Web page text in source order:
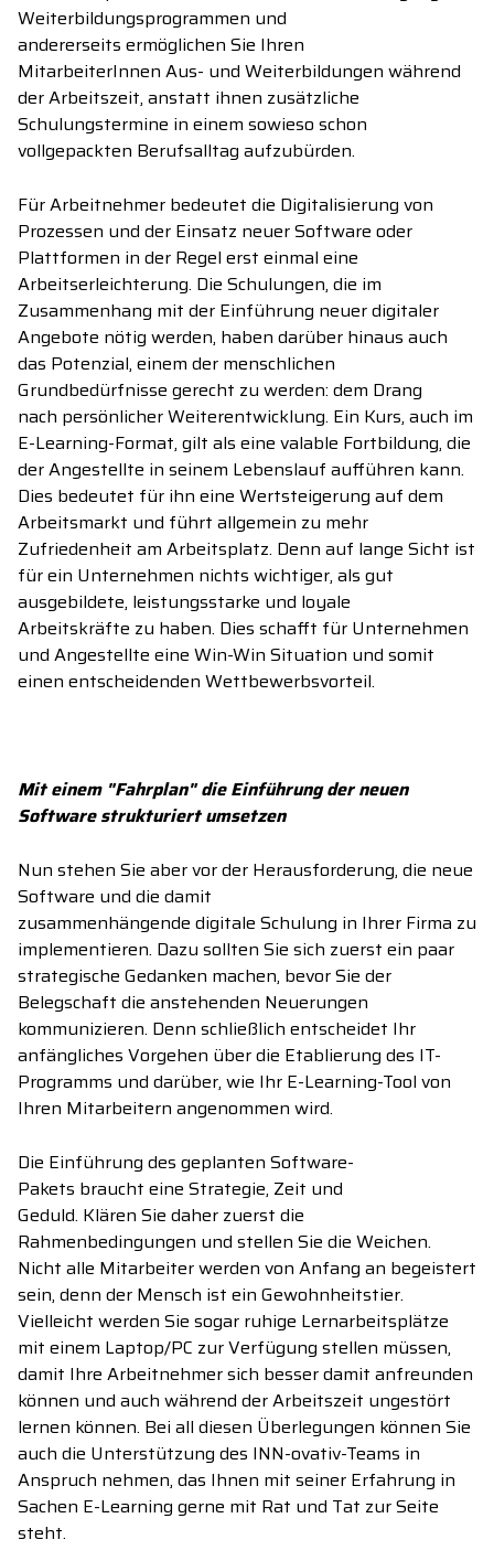
Weiterbildungsprogrammen und
andererseits ermöglichen Sie Ihren
MitarbeiterInnen Aus- und Weiterbildungen während
der Arbeitszeit, anstatt ihnen zusätzliche
Schulungstermine in einem sowieso schon
vollgepackten Berufsalltag aufzubürden.
FürArbeitnehmer bedeutet die Digitalisierung von
Prozessen und der Einsatz neuerSoftware oder
Plattformen in der Regel erst einmal eine
Arbeitserleichterung. Die Schulungen, die im
Zusammenhang mit der Einführung neuer digitaler
Angebote nötig werden, haben darüber hinaus auch
das Potenzial, einem der menschlichen
Grundbedürfnisse gerecht zu werden: dem Drang
nach persönlicherWeiterentwicklung. Ein Kurs, auch im
E-Learning-Format, gilt als eine valable Fortbildung, die
der Angestellte in seinem Lebenslauf aufführen kann.
Dies bedeutet für ihn eine Wertsteigerung auf dem
Arbeitsmarkt und führt allgemein zu mehr
Zufriedenheit am Arbeitsplatz. Denn auf lange Sicht ist
für ein Unternehmen nichts wichtiger, als gut
ausgebildete, leistungsstarke und loyale
Arbeitskräfte zu haben. Dies schafft für Unternehmen
und Angestellte eine Win-Win Situation und somit
einen entscheidenden Wettbewerbsvorteil.
Mit einem "Fahrplan" die Einführung der neuen
Software strukturiert umsetzen
Nun stehen Sie abervor der Herausforderung, die neue
Software und die damit
zusammenhängende digitale Schulung in Ihrer Firma zu
implementieren. Dazu sollten Sie sich zuerst ein paar
strategische Gedanken machen, bevor Sie der
Belegschaft die anstehenden Neuerungen
kommunizieren. Denn schließlich entscheidet Ihr
anfängliches Vorgehen über die Etablierung des IT-
Programms und darüber, wie Ihr E-Learning-Tool von
Ihren Mitarbeitern angenommen wird.
Die Einführung des geplanten Software-
Pakets braucht eine Strategie, Zeit und
Geduld. Klären Sie daher zuerst die
Rahmenbedingungen und stellen Sie die Weichen.
Nicht alle Mitarbeiterwerden von Anfang an begeistert
sein, denn der Mensch ist ein Gewohnheitstier.
Vielleicht werden Sie sogar ruhige Lernarbeitsplätze
mit einem Laptop/PC zur Verfügung stellen müssen,
damit Ihre Arbeitnehmer sich besser damit anfreunden
können und auch während der Arbeitszeit ungestört
lernen können. Bei all diesen Überlegungen können Sie
auch die Unterstützung des INN-ovativ-Teams in
Anspruch nehmen, das Ihnen mit seiner Erfahrung in
Sachen E-Learning gerne mit Rat und Tat zur Seite
steht.